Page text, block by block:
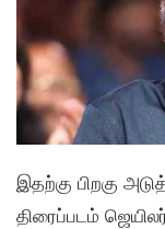
இதற்கு பிறகு
திரைப்படம்